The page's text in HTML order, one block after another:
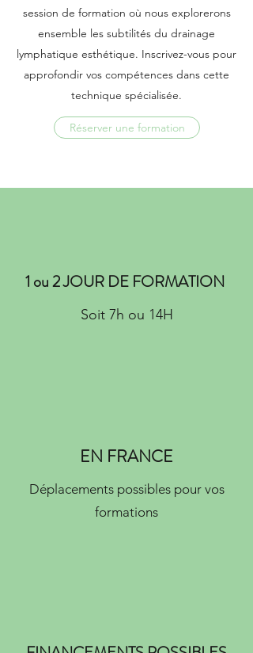
session de formation où nous explorerons
ensemble les subtilités du drainage
lymphatique esthétique. Inscrivez-vous pour
approfondir vos compétences dans cette
technique spécialisée.
Réserver une formation
1 ou 2 JOUR DE FORMATION
Soit 7h ou 14H
EN FRANCE
Déplacements possibles pour vos
formations